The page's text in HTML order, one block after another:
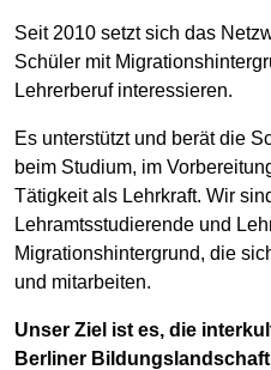
Seit 2010 setzt sich das
Schüler mit
Lehrerberuf interessieren.
Es unterstützt und berät die
beim Studium, im
Tätigkeit als Lehrkraft. Wir
Lehramtsstudierende und
Migrationshintergrund, die
und mitarbeiten.
Unser Ziel ist es, die
Berliner